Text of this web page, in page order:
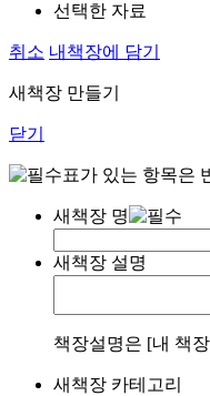
선택한 자료
취소 내책장에 담기
새책장 만들기
닫기
표가 있는 항목은
새책장 명
새책장 설명
책장설명은 [내 책
새책장 카테고리